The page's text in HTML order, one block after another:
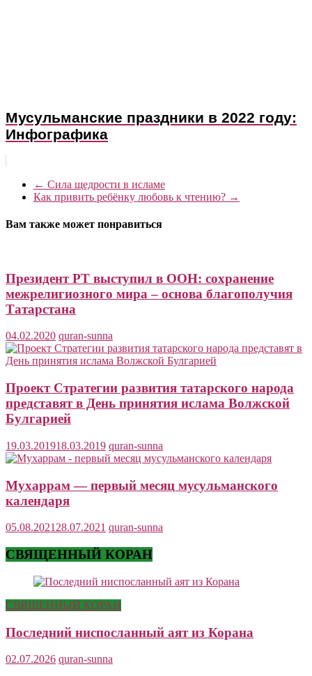
Мусульманские праздники в 2022 году:
Инфографика
← Сила щедрости в исламе
Как привить ребёнку любовь к чтению? →
Вам также может понравиться
Президент РТ выступил в ООН: сохранение
межрелигиозного мира – основа благополучия
Татарстана
04.02.2020 quran-sunna
Проект Стратегии развития татарского народа
представят в День принятия ислама Волжской
Булгарией
19.03.201918.03.2019 quran-sunna
Мухаррам — первый месяц мусульманского
календаря
05.08.2021 28.07.2021 quran-sunna
СВЯЩЕННЫЙ КОРАН
СВЯЩЕННЫЙ КОРАН
Последний ниспосланный аят из Корана
02.07.2026 quran-sunna